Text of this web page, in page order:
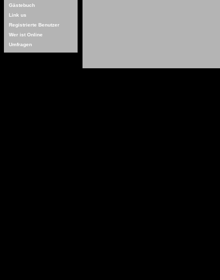
Gästebuch
Link us
Registrierte Benutzer
Wer ist Online
Umfragen